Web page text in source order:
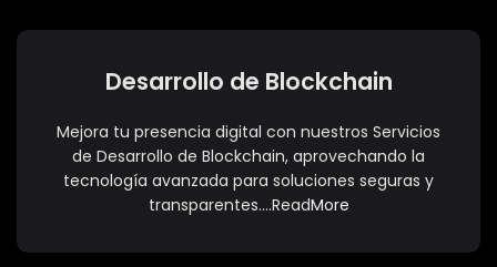
Desarrollo de Blockchain
Mejora tu presencia digital con nuestros Servicios
de Desarrollo de Blockchain, aprovechando la
tecnología avanzada para soluciones seguras y
transparentes….ReadMore